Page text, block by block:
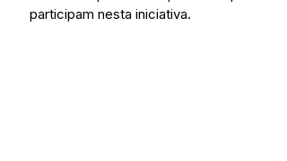
participam nesta iniciativa.